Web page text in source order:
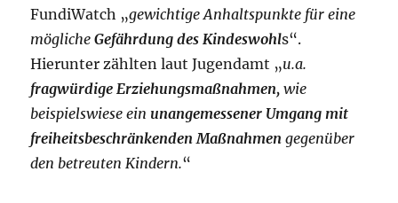
FundiWatch „gewichtige Anhaltspunkte für eine
möglicheGefährdung des Kindeswohls“.
Hierunter zählten laut Jugendamt „u.a.
fragwürdige Erziehungsmaßnahmen, wie
beispielswiese ein unangemessener Umgang mit
freiheitsbeschränkenden Maßnahmen gegenüber
den betreuten Kindern.“